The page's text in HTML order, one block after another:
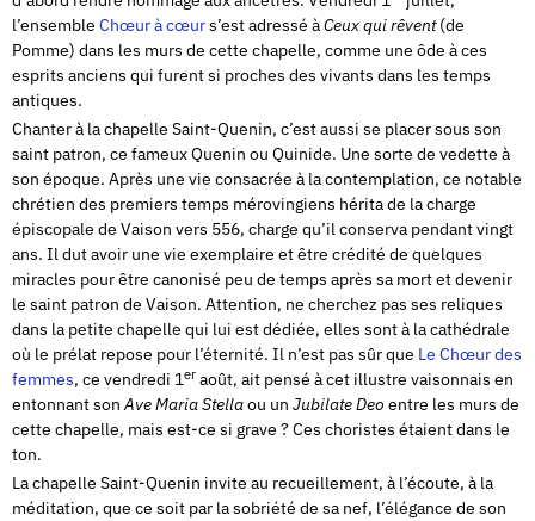
l’ensemble Chœur à cœurs’est adressé àCeux qui rêvent(de
Pomme) dans les murs de cette chapelle, comme une ôde à ces
esprits anciens qui furent si proches des vivants dans les temps
antiques.
Chanter à la chapelle Saint-Quenin, c’est aussi se placer sous son
saint patron, ce fameux Quenin ou Quinide. Une sorte de vedette à
son époque. Après une vie consacrée à la contemplation, ce notable
chrétien des premiers temps mérovingiens hérita de la charge
épiscopale de Vaison vers 556, charge qu’il conserva pendant vingt
ans. Il dut avoir une vie exemplaire et être crédité de quelques
miracles pour être canonisé peu de temps après sa mort et devenir
le saint patron de Vaison. Attention, ne cherchez pas ses reliques
dans la petite chapelle qui lui est dédiée, elles sont à la cathédrale
où le prélat repose pour l’éternité. Il n’est pas sûr que Le Chœur des
femmes, ce vendredi 1er août, ait pensé à cet illustre vaisonnais en
entonnant sonAve Maria Stellaou un Jubilate Deo entre les murs de
cette chapelle, mais est-ce si grave ? Ces choristes étaient dans le
ton.
La chapelle Saint-Quenin invite au recueillement, à l’écoute, à la
méditation, que ce soit par la sobriété de sa nef, l’élégance de son